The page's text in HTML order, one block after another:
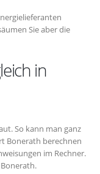
Sie aber die
in
So kann man ganz
Bonerath berechnen
im Rechner.